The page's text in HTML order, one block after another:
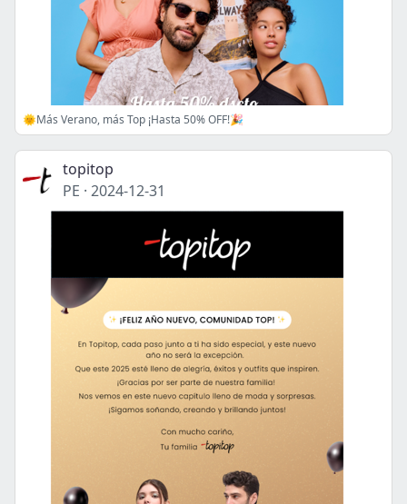
🌞Más Verano, más Top ¡Hasta 50% OFF!🎉
topitop
PE · 2024-12-31